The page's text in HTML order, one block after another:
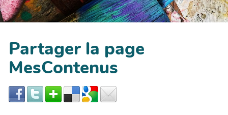
Partager la page
MesContenus